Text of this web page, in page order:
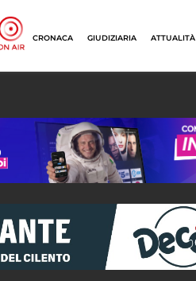
CRONACA GIUDIZIARIA ATTUALITÀ